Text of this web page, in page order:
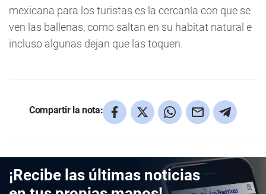
mexicana para los turistas es la cercanía con que se
ven las ballenas, como saltan en su habitat natural e
incluso algunas dejan que las toquen.
Compartir la nota:
¡Recibe las últimas noticias